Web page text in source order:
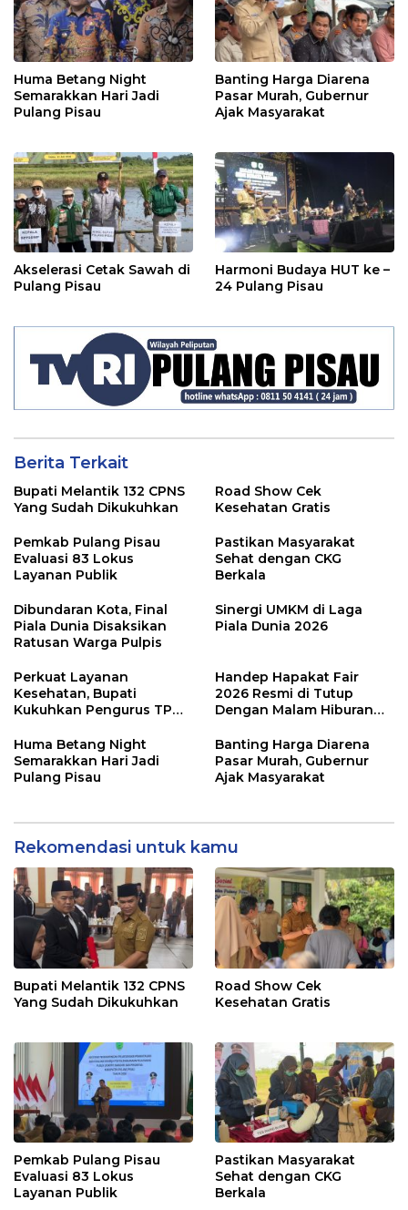
Huma Betang Night
Semarakkan Hari Jadi
Pulang Pisau
Banting Harga Diarena
Pasar Murah, Gubernur
Ajak Masyarakat
Akselerasi Cetak Sawah di
Pulang Pisau
Harmoni Budaya HUT ke –
24 Pulang Pisau
Berita Terkait
Bupati Melantik 132 CPNS
Yang Sudah Dikukuhkan
Road Show Cek
Kesehatan Gratis
Pemkab Pulang Pisau
Evaluasi 83 Lokus
Layanan Publik
Pastikan Masyarakat
Sehat dengan CKG
Berkala
Dibundaran Kota, Final
Piala Dunia Disaksikan
Ratusan Warga Pulpis
Sinergi UMKM di Laga
Piala Dunia 2026
Perkuat Layanan
Kesehatan, Bupati
Kukuhkan Pengurus TP
Handep Hapakat Fair
2026 Resmi di Tutup
Dengan Malam Hiburan
Huma Betang Night
Semarakkan Hari Jadi
Pulang Pisau
Banting Harga Diarena
Pasar Murah, Gubernur
Ajak Masyarakat
Rekomendasi untuk kamu
Bupati Melantik 132 CPNS
Yang Sudah Dikukuhkan
Road Show Cek
Kesehatan Gratis
Pemkab Pulang Pisau
Evaluasi 83 Lokus
Layanan Publik
Pastikan Masyarakat
Sehat dengan CKG
Berkala